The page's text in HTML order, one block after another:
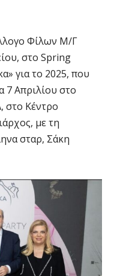
Φίλων Μ/Γ
στο Spring
για το 2025, που
7 Απριλίου στο
στο Κέντρο
με τη
σταρ, Σάκη